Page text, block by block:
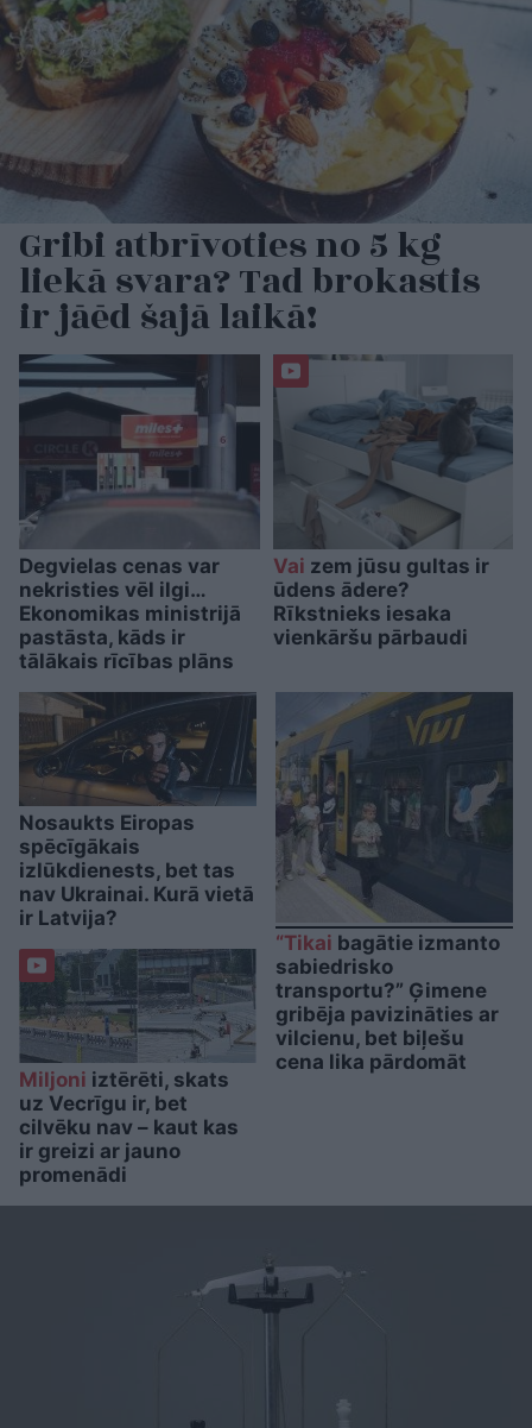
Gribi atbrīvoties no 5 kg
liekā svara? Tad brokastis
ir jāēd šajā laikā!
Degvielas cenas var
nekristies vēl ilgi…
Ekonomikas ministrijā
pastāsta, kāds ir
tālākais rīcības plāns
Vai zem jūsu gultas ir
ūdens ādere?
Rīkstnieks iesaka
vienkāršu pārbaudi
Nosaukts Eiropas
spēcīgākais
izlūkdienests, bet tas
nav Ukrainai. Kurā vietā
ir Latvija?
Miljoni iztērēti, skats
uz Vecrīgu ir, bet
cilvēku nav – kaut kas
ir greizi ar jauno
promenādi
“Tikai bagātie izmanto
sabiedrisko
transportu?” Ģimene
gribēja pavizināties ar
vilcienu, bet biļešu
cena lika pārdomāt